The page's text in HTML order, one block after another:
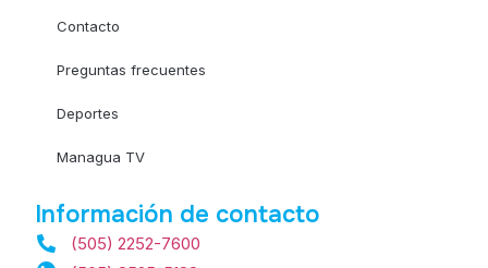
Contacto
Preguntas frecuentes
Deportes
Managua TV
Información de contacto
(505) 2252-7600